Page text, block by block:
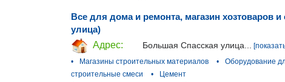
Все для дома и ремонта, магазин хозтоваров
улица)
Адрес:
Большая Спасская улица...
•
Магазины строительных материалов • Оборудование
строительные смеси
•
Цемент